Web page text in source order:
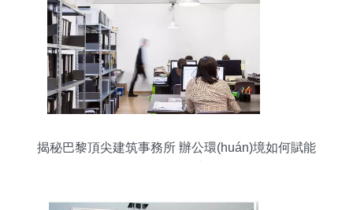
揭秘巴黎頂尖建筑事務所 辦公環(huán)境如何賦能